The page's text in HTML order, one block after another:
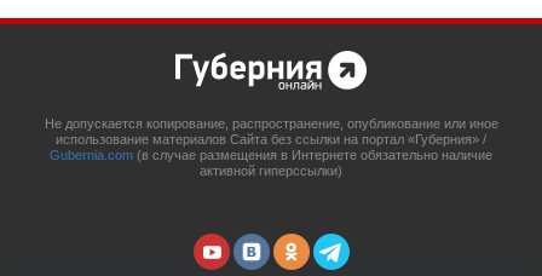
Не допускается копирование, распространение, опубликование или иное
использование материалов Сайта без ссылки на портал «Губерния» /
Gubernia.com (в случае размещения в Интернете обязательно наличие
активной гиперссылки)